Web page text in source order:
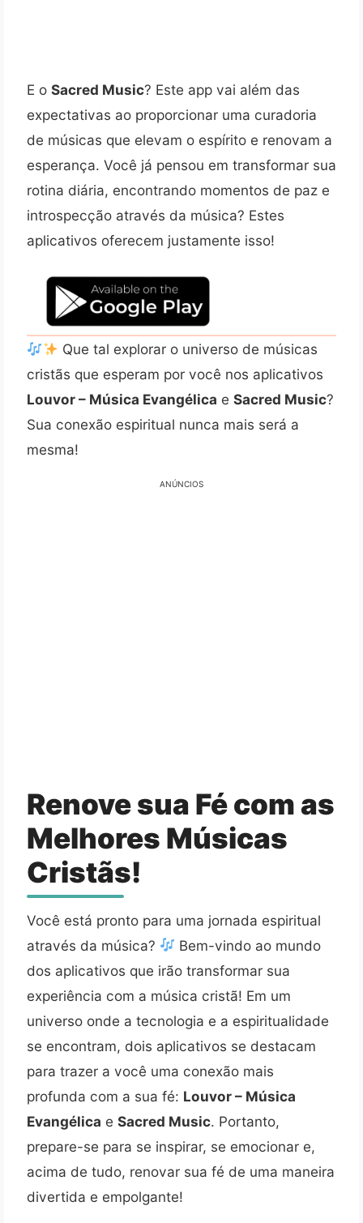
E o Sacred Music? Este app vai além das
expectativas ao proporcionar uma curadoria
de músicas que elevam o espírito e renovam a
esperança. Você já pensou em transformar sua
rotina diária, encontrando momentos de paz e
introspecção através da música? Estes
aplicativos oferecem justamente isso!
Que tal explorar o universo de músicas
cristãs que esperam por você nos aplicativos
Louvor – Música Evangélica e Sacred Music?
Sua conexão espiritual nunca mais será a
mesma!
ANÚNCIOS
Renove sua Fé com as
Melhores Músicas
Cristãs!
Você está pronto para uma jornada espiritual
através da música?
Bem-vindo ao mundo
dos aplicativos que irão transformar sua
experiência com a música cristã! Em um
universo onde a tecnologia e a espiritualidade
se encontram, dois aplicativos se destacam
para trazer a você uma conexão mais
profunda com a sua fé: Louvor – Música
Evangélica e Sacred Music. Portanto,
prepare-se para se inspirar, se emocionar e,
acima de tudo, renovar sua fé de uma maneira
divertida e empolgante!